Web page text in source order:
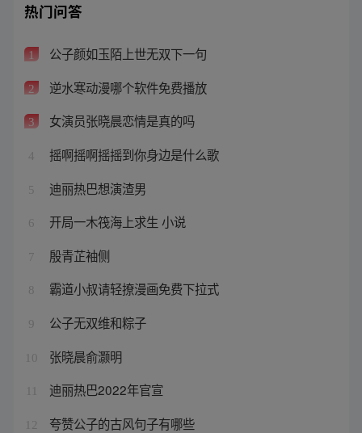
热门问答
1 公子颜如玉陌上世无双下一句
2 逆水寒动漫哪个软件免费播放
3 女演员张晓晨恋情是真的吗
4 摇啊摇啊摇摇到你身边是什么歌
5 迪丽热巴想演渣男
6 开局一木筏海上求生 小说
7 殷青芷袖侧
8 霸道小叔请轻撩漫画免费下拉式
9 公子无双维和粽子
10 张晓晨俞灏明
迪丽热巴2022年官宣
12 夸赞公子的古风句子有哪些